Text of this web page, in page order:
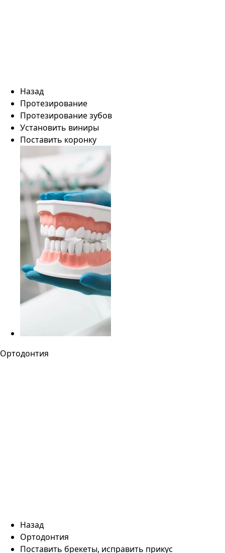
Назад
Протезирование
Протезирование зубов
Установить виниры
Поставить коронку
Ортодонтия
Назад
Ортодонтия
Поставить брекеты, исправить прикус